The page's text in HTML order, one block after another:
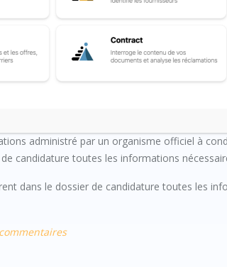
et moyens de preuve que l’acheteur
administré par un organisme officiel à
candidature toutes les informations
dans le dossier de candidature toutes les